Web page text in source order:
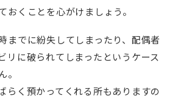
おくことを心がけましょう。
までに紛失してしまったり、配偶者
リに破られてしまったというケース
。
らく預かってくれる所もありますの